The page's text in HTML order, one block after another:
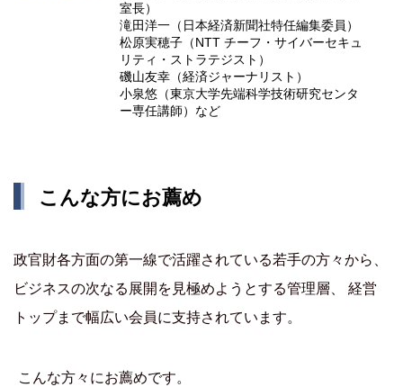
室長）
滝田洋一（日本経済新聞社特任編集委員）
松原実穂子（NTT チーフ・サイバーセキュ
リティ・ストラテジスト）
磯山友幸（経済ジャーナリスト）
小泉悠（東京大学先端科学技術研究センタ
ー専任講師）など
こんな方にお薦め
政官財各方面の第一線で活躍されている若手の方々から、
ビジネスの次なる展開を見極めようとする管理層、 経営
トップまで幅広い会員に支持されています。
こんな方々にお薦めです。